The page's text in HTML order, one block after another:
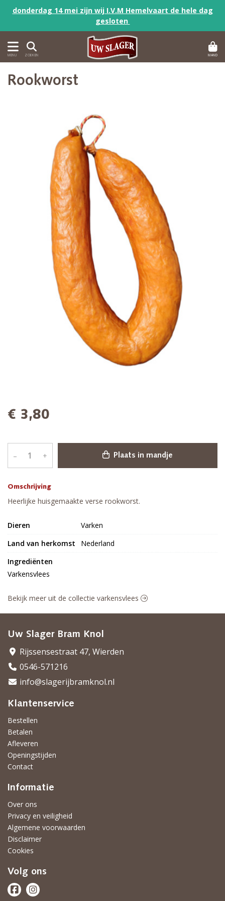
donderdag 14 mei zijn wij I.V.M Hemelvaart de hele dag
gesloten
MENU ZOEKEN MAND
Omschrijving
Heerlijke huisgemaakte verse rookworst.
Rookworst
€ 3,80
– + Plaats in mandje
Dieren
Varken
Land van herkomst
Nederland
Ingrediënten
Varkensvlees
Bekijk meer uit de collectie varkensvlees
Uw Slager Bram Knol
Rijssensestraat 47, Wierden
0546-571216
info@slagerijbramknol.nl
Klantenservice
Bestellen
Betalen
Afleveren
Openingstijden
Contact
Informatie
Over ons
Privacy en veiligheid
Algemene voorwaarden
Disclaimer
Cookies
Volg ons